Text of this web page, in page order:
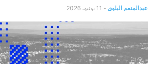
عبدالمنعم البلوي - 11 يونيو، 2026